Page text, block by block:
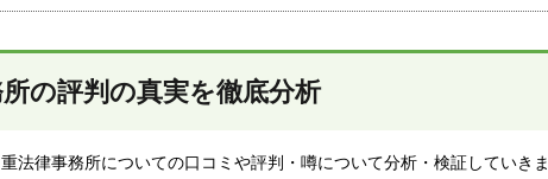
の評判の真実を徹底分析
法律事務所についての口コミや評判・噂について分析・検証していきま